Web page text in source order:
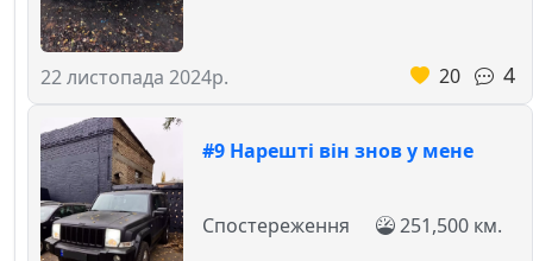
22 листопада 2024р. 20 4
#9 Нарешті він знов у мене
Спостереження 251,500 км.